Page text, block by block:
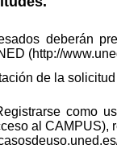
deberán
(http://
de la
como
al CAMPUS),